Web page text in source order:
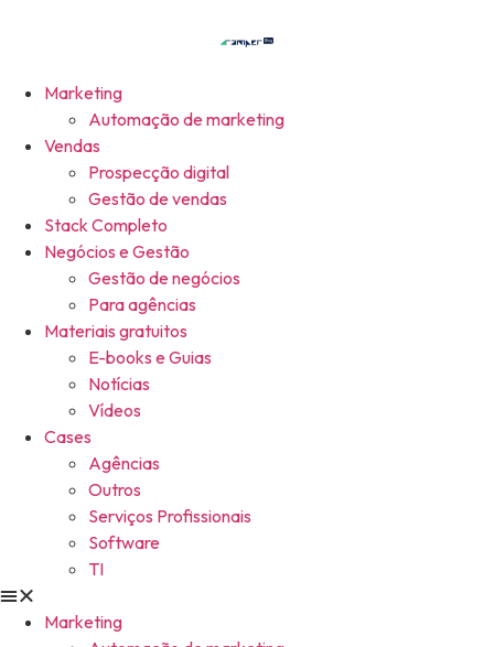
Marketing
Automação de marketing
Vendas
Prospecção digital
Gestão de vendas
Stack Completo
Negócios e Gestão
Gestão de negócios
Para agências
Materiais gratuitos
E-books e Guias
Notícias
Vídeos
Cases
Agências
Outros
Serviços Profissionais
Software
TI
Marketing